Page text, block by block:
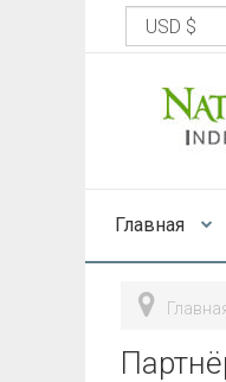
Главная